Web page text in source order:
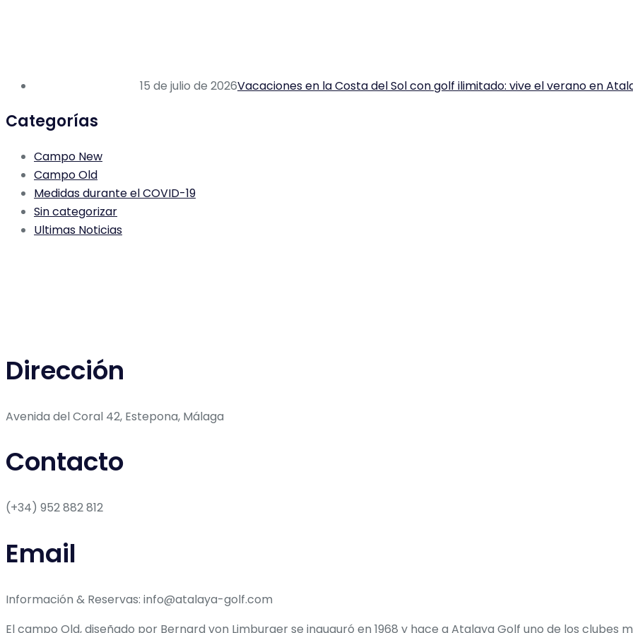
15 de julio de 2026Vacaciones en la Costa del Sol con golf ilimitado: vive el verano en
Categorías
Campo New
Campo Old
Medidas durante el COVID-19
Sin categorizar
Ultimas Noticias
Dirección
Avenida del Coral 42, Estepona, Málaga
Contacto
(+34) 952 882 812
Email
Información & Reservas: info@atalaya-golf.com
El campo Old, diseñado por Bernard von Limburger se inauguró en 1968 y hace a Atalaya Golf uno de los clubes